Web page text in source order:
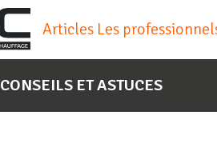
Articles Les
CONSEILS ET ASTUCES